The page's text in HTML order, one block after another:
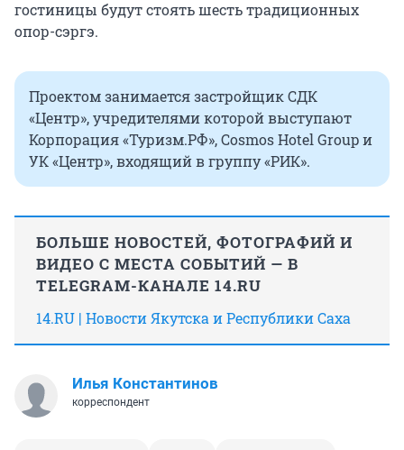
гостиницы будут стоять шесть традиционных
опор-сэргэ.
Проектом занимается застройщик СДК
«Центр», учредителями которой выступают
Корпорация «Туризм.РФ», Cosmos Hotel Group и
УК «Центр», входящий в группу «РИК».
БОЛЬШЕ НОВОСТЕЙ, ФОТОГРАФИЙ И
ВИДЕО С МЕСТА СОБЫТИЙ — В
TELEGRAM-КАНАЛЕ 14.RU
14.RU | Новости Якутска и Республики Саха
Илья Константинов
корреспондент